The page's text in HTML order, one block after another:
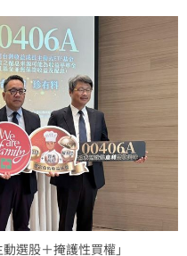
選股＋掩護性買權」